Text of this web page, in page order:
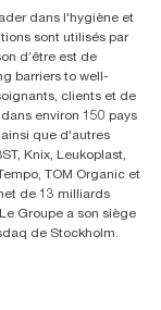
dans l'hygiène et
sont utilisés par
d’être est de
barriers to well-
clients et de
environ 150 pays
que d'autres
Knix, Leukoplast,
TOM Organic et
de 13 milliards
Groupe a son siège
de Stockholm.